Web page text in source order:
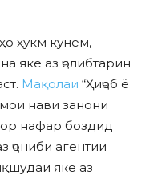
ҳукм кунем,
яке аз ҷолибтарин
Мақолаи “Ҳиҷоб ё
нави занони
нафар боздид
ҷониби агентии
яке аз